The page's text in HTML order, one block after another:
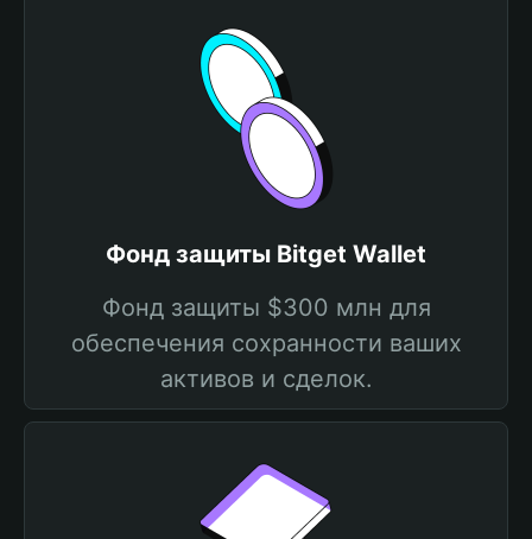
Фонд защиты Bitget Wallet
Фонд защиты $300 млн для
обеспечения сохранности ваших
активов и сделок.